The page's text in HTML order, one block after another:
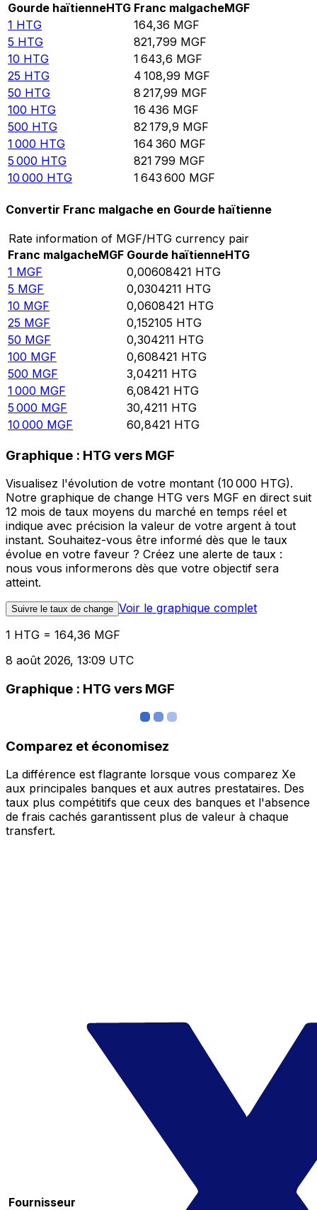
Gourde haïtienneHTG Franc malgacheMGF
1 HTG 164,36 MGF
5 HTG 821,799 MGF
10 HTG 1 643,6 MGF
25 HTG 4 108,99 MGF
50 HTG 8 217,99 MGF
100 HTG 16 436 MGF
500 HTG 82 179,9 MGF
1 000 HTG 164 360 MGF
5 000 HTG 821 799 MGF
10 000 HTG 1 643 600 MGF
Convertir Franc malgache en Gourde haïtienne
Rate information of MGF/HTG currency pair
Franc malgacheMGF Gourde haïtienneHTG
1 MGF 0,00608421 HTG
5 MGF 0,0304211 HTG
10 MGF 0,0608421 HTG
25 MGF 0,152105 HTG
50 MGF 0,304211 HTG
100 MGF 0,608421 HTG
500 MGF 3,04211 HTG
1 000 MGF 6,08421 HTG
5 000 MGF 30,4211 HTG
10 000 MGF 60,8421 HTG
Graphique : HTG vers MGF
Visualisez l'évolution de votre montant (10 000 HTG).
Notre graphique de change HTG vers MGF en direct suit
12 mois de taux moyens du marché en temps réel et
indique avec précision la valeur de votre argent à tout
instant. Souhaitez-vous être informé dès que le taux
évolue en votre faveur ? Créez une alerte de taux :
nous vous informerons dès que votre objectif sera
atteint.
Suivre le taux de change Voir le graphique complet
1 HTG = 164,36 MGF
8 août 2026, 13:09 UTC
Graphique : HTG vers MGF
Comparez et économisez
La différence est flagrante lorsque vous comparez Xe
aux principales banques et aux autres prestataires. Des
taux plus compétitifs que ceux des banques et l'absence
de frais cachés garantissent plus de valeur à chaque
transfert.
Fournisseur